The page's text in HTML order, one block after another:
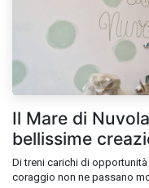
Il Mare di
bellissime
Di treni carichi di
coraggio non ne passano